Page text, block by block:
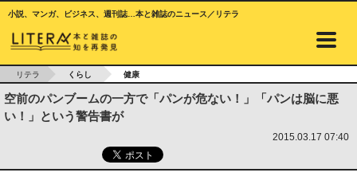
小説、マンガ、ビジネス、週刊誌…本と雑誌のニュース／リテラ
リテラ くらし 健康
空前のパンブームの一方で「パンが危ない！」「パンは脳に悪
い！」という警告書が
2015.03.17 07:40